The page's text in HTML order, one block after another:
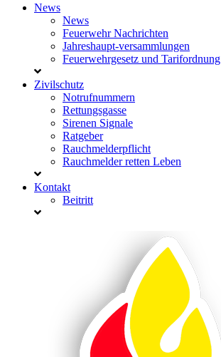
News
News
Feuerwehr Nachrichten
Jahreshaupt-versammlungen
Feuerwehrgesetz und Tarifordnung
Zivilschutz
Notrufnummern
Rettungsgasse
Sirenen Signale
Ratgeber
Rauchmelderpflicht
Rauchmelder retten Leben
Kontakt
Beitritt